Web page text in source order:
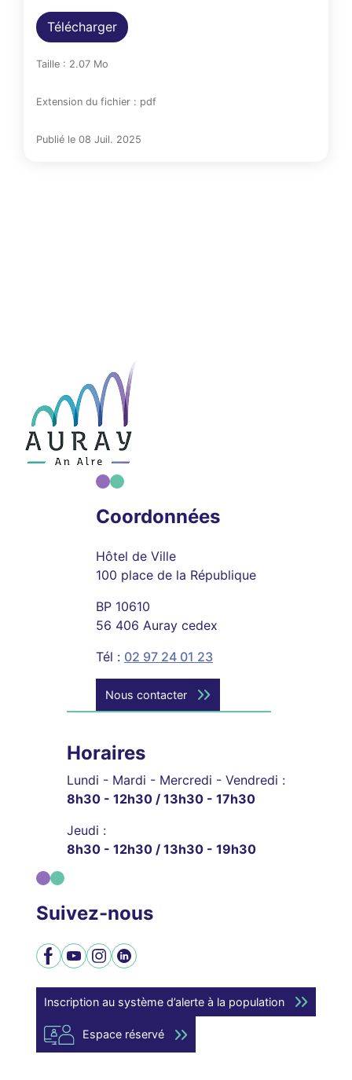
Télécharger
Taille : 2.07 Mo
Extension du fichier : pdf
Publié le 08 Juil. 2025
Coordonnées
Hôtel de Ville
100 place de la République
BP 10610
56 406 Auray cedex
Tél : 02 97 24 01 23
Nous contacter
Horaires
Lundi - Mardi - Mercredi - Vendredi :
8h30 - 12h30 / 13h30 - 17h30
Jeudi :
8h30 - 12h30 / 13h30 - 19h30
Suivez-nous
Facebook
YouTubeInstagram
LinkedIn
Inscription au système d’alerte à la population
Espace réservé